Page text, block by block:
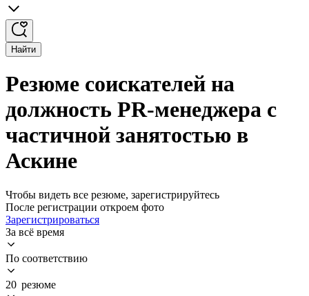
Найти
Резюме соискателей на
должность PR-менеджера с
частичной занятостью в
Аскине
Чтобы видеть все резюме, зарегистрируйтесь
После регистрации откроем фото
Зарегистрироваться
За всё время
По соответствию
20 резюме